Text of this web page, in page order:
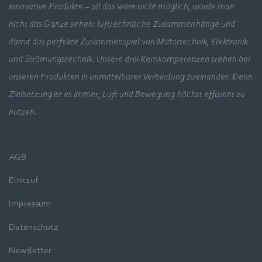
innovative Produkte – all das wäre nicht möglich, würde man
nicht das Ganze sehen: lufttechnische Zusammenhänge und
damit das perfekte Zusammenspiel von Motortechnik, Elektronik
und Strömungstechnik. Unsere drei Kernkompetenzen stehen bei
unseren Produkten in unmittelbarer Verbindung zueinander. Denn
Zielsetzung ist es immer, Luft und Bewegung höchst effizient zu
nutzen.
AGB
Einkauf
Impressum
Datenschutz
Newsletter